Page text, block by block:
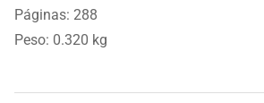
Páginas: 288
Peso: 0.320 kg